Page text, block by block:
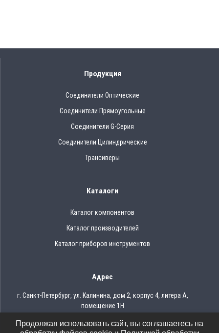
Продукция
Соединители Оптические
Соединители Прямоугольные
Соединители G-Серия
Соединители Цилиндрические
Трансиверы
Каталоги
Каталог компонентов
Каталог производителей
Каталог приборов инструментов
Адрес
г. Санкт-Петербург, ул. Калинина, дом 2, корпус 4, литера А,
помещение 1Н
Тел.: 8 (812) 309-75-97
Продолжая использовать сайт, вы соглашаетесь на